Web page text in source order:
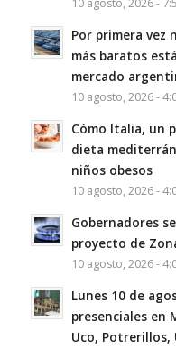
10 agosto, 2026 -
Por primera vez
más baratos
mercado
10 agosto, 2026 -
Cómo Italia, un
dieta
niños obesos
10 agosto, 2026 -
Gobernadores
proyecto de
10 agosto, 2026 -
Lunes 10 de
presenciales en
Uco, Potrerillos,